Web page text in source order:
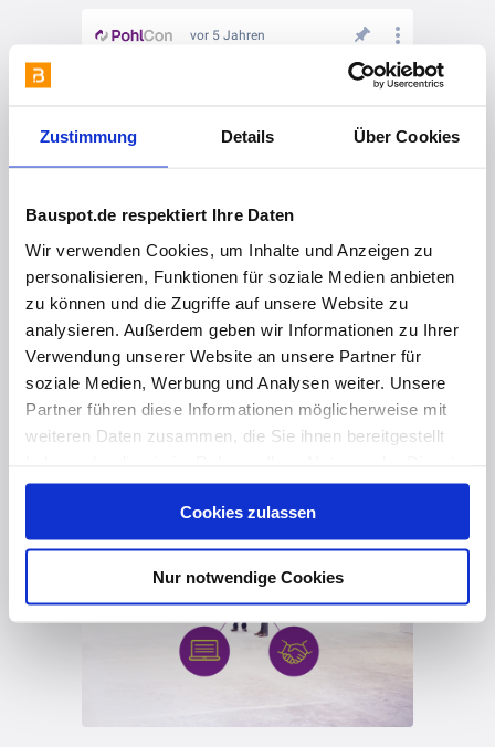
Zustimmung Details Über Cookies
Bauspot.de respektiert Ihre Daten
Wir verwenden Cookies, um Inhalte und Anzeigen zu
personalisieren, Funktionen für soziale Medien anbieten
zu können und die Zugriffe auf unsere Website zu
analysieren. Außerdem geben wir Informationen zu Ihrer
Verwendung unserer Website an unsere Partner für
soziale Medien, Werbung und Analysen weiter. Unsere
Partner führen diese Informationen möglicherweise mit
weiteren Daten zusammen, die Sie ihnen bereitgestellt
gesammelt haben. Hier finden Sie Informationen zum
und unserImpressum.
Cookies zulassen
Nur notwendige Cookies
vor 5 Jahren
Befestigung im PohlCon-Synergie-Konzept
vor 5 Jahren
Zeit, Geld und Nerven beim Bauen sparen – mit dem PohlCon-Synergie-Konzept